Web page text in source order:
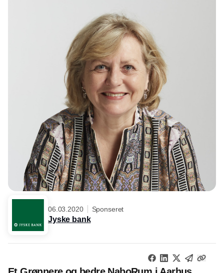
06.03.2020 Sponseret
Jyske bank